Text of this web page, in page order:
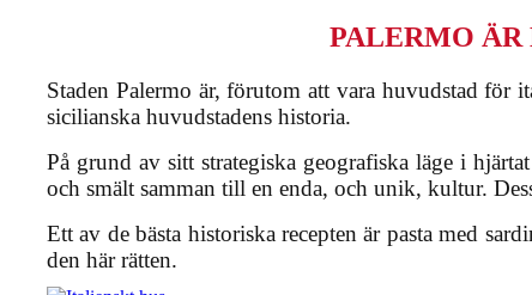
PALERMO ÄR
Staden Palermo är, förutom att vara huvudstad för
sicilianska huvudstadens historia.
På grund av sitt strategiska geografiska läge i
och smält samman till en enda, och unik, kultur.
Ett av de bästa historiska recepten är pasta med
den här rätten.